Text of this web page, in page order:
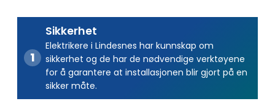
Sikkerhet
Elektrikere i Lindesnes har kunnskap om
sikkerhet og de har de nødvendige verktøyene
for å garantere at installasjonen blir gjort på en
sikker måte.